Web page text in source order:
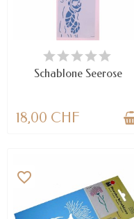
NUR NOCH WENIGE TEILE
VERFÜGBAR
Schablone Seerose
18,00 CHF
favorite_border